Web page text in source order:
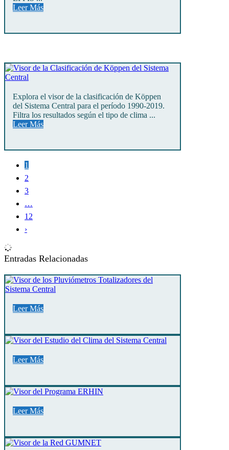
Leer Más
Explora el visor de la clasificación de Köppen
del Sistema Central para el período 1990-2019.
Filtra los resultados según el tipo de clima ...
Leer Más
1
2
3
…
12
›
Entradas Relacionadas
Leer Más
Leer Más
Leer Más